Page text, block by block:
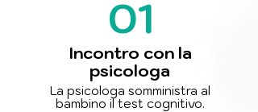
01
Incontro con la
psicologa
La psicologa somministra al
bambino il test cognitivo.